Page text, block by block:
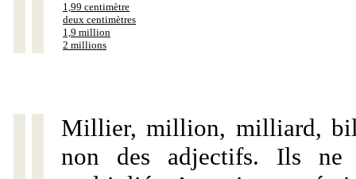
1,99 centimètre
deux centimètres
1,9 million
2 millions
Millier, million, milliard,
non des adjectifs. Ils ne